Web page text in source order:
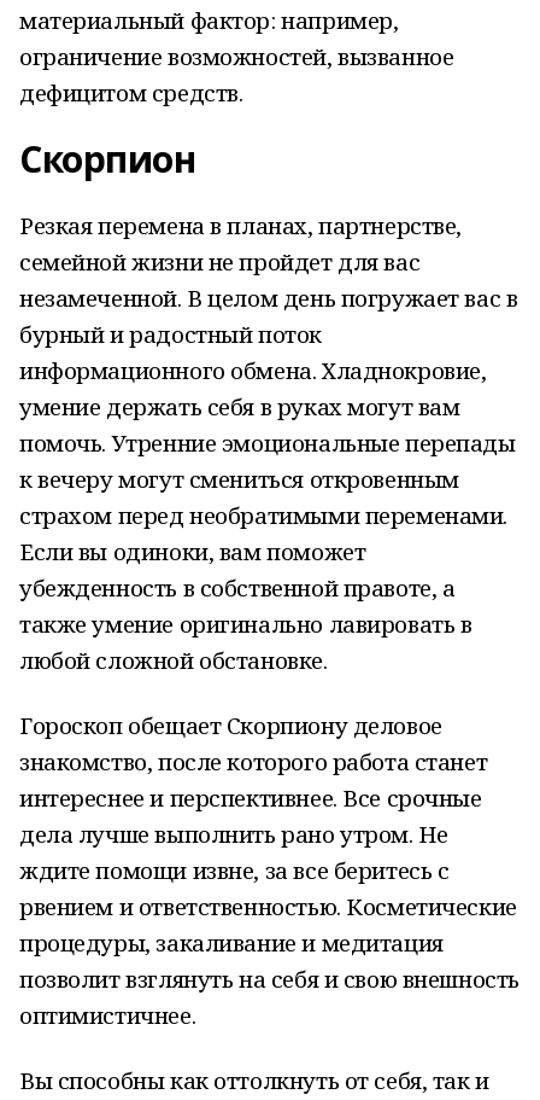
материальный фактор: например,
ограничение возможностей, вызванное
дефицитом средств.
Скорпион
Резкая перемена в планах, партнерстве,
семейной жизни не пройдет для вас
незамеченной. В целом день погружает вас в
бурный и радостный поток
информационного обмена. Хладнокровие,
умение держать себя в руках могут вам
помочь. Утренние эмоциональные перепады
к вечеру могут смениться откровенным
страхом перед необратимыми переменами.
Если вы одиноки, вам поможет
убежденность в собственной правоте, а
также умение оригинально лавировать в
любой сложной обстановке.
Гороскоп обещает Скорпиону деловое
знакомство, после которого работа станет
интереснее и перспективнее. Все срочные
дела лучше выполнить рано утром. Не
ждите помощи извне, за все беритесь с
рвением и ответственностью. Косметические
процедуры, закаливание и медитация
позволит взглянуть на себя и свою внешность
оптимистичнее.
Вы способны как оттолкнуть от себя, так и